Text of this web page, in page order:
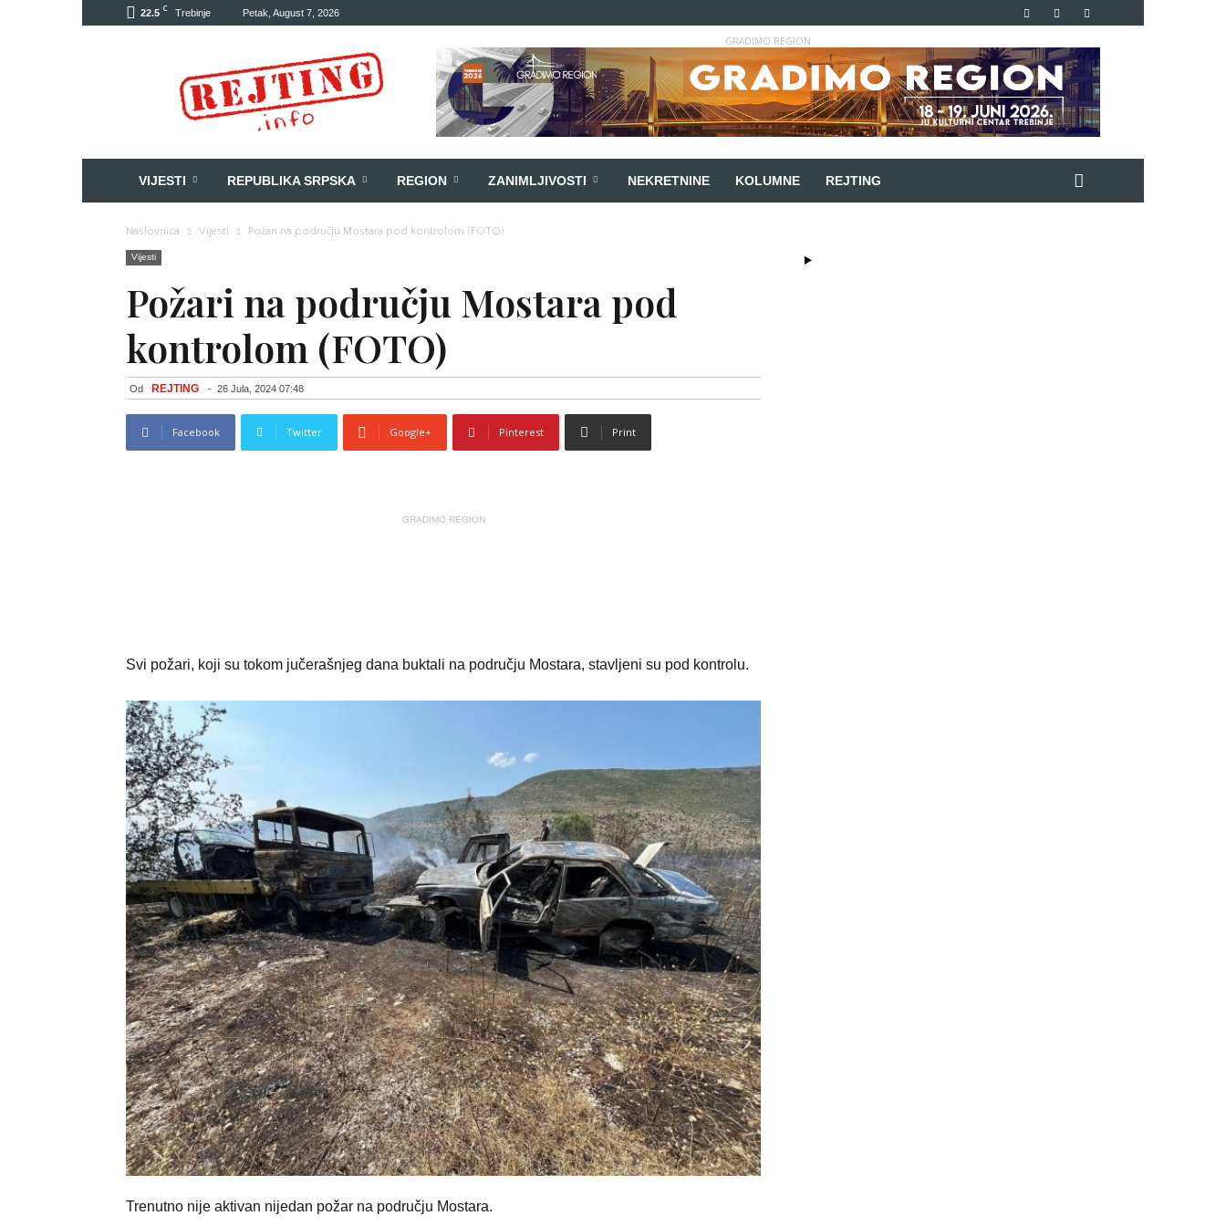
22.5 C Trebinje Petak, August 7, 2026
GRADIMO REGION
VIJESTI REPUBLIKA SRPSKA REGION ZANIMLJIVOSTI NEKRETNINE KOLUMNE REJTING
Naslovnica Vijesti Požari na području Mostara pod kontrolom (FOTO)
Vijesti
Požari na području Mostara pod
kontrolom (FOTO)
Od REJTING - 26 Jula, 2024 07:48
Facebook Twitter Google+ Pinterest Print
GRADIMO REGION
Svi požari, koji su tokom jučerašnjeg dana buktali na području Mostara, stavljeni su pod kontrolu.
Trenutno nije aktivan nijedan požar na području Mostara.